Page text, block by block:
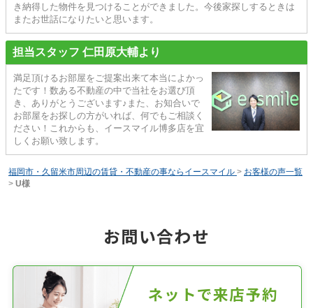
き納得した物件を見つけることができました。今後家探しするときは
またお世話になりたいと思います。
担当スタッフ 仁田原大輔より
満足頂けるお部屋をご提案出来て本当によかっ
たです！数ある不動産の中で当社をお選び頂
き、ありがとうございます♪また、お知合いで
お部屋をお探しの方がいれば、何でもご相談く
ださい！これからも、イースマイル博多店を宜
しくお願い致します。
福岡市・久留米市周辺の賃貸・不動産の事ならイースマイル > お客様の声一覧
> U様
お問い合わせ
ネットで来店予約